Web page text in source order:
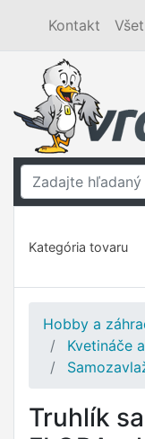
Kontakt
Kategória tovaru
Hobby a
Kvetináče
Truhlík